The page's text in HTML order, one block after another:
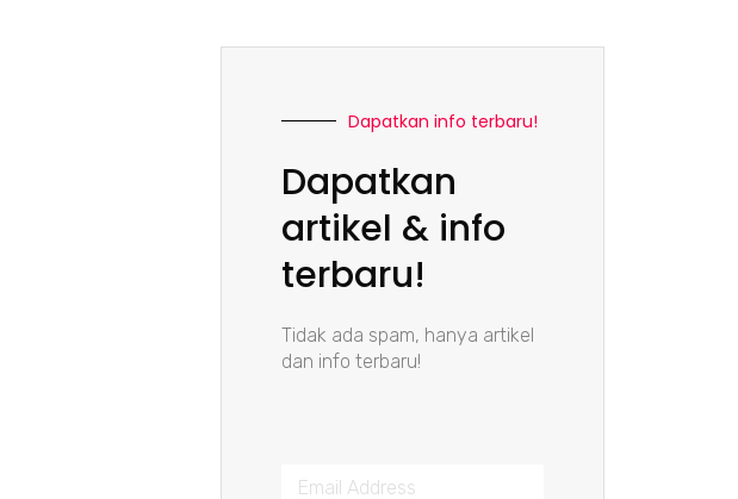
Dapatkan info terbaru!
Dapatkan
artikel & info
terbaru!
Tidak ada spam, hanya artikel
dan info terbaru!